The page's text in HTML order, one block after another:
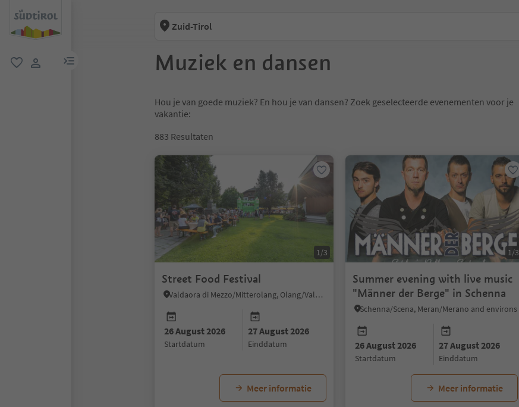
menulink
Zuid-Tirol
Muziek en dansen
Hou je van goede muziek? En hou je van dansen? Zoek geselecteerde evenementen voor je
vakantie:
883 Resultaten
1/3
Street Food Festival
Valdaora di Mezzo/Mitterolang, Olang/Valdaora, Dolomites Region Kronplatz/Plan de Corones
26 August 2026
startdatum
27 August 2026
einddatum
Meer informatie
1/3
Summer evening with live music
"Männer der Berge" in Schenna
Schenna/Scena, Meran/Merano and environs
26 August 2026
startdatum
27 August 2026
einddatum
Meer informatie